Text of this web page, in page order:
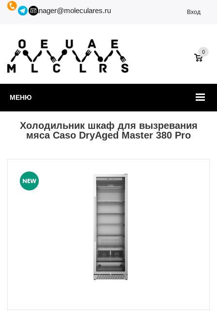
manager@moleculares.ru Вход
МЕНЮ
0
Холодильник шкаф для вызревания
мяса Caso DryAged Master 380 Pro